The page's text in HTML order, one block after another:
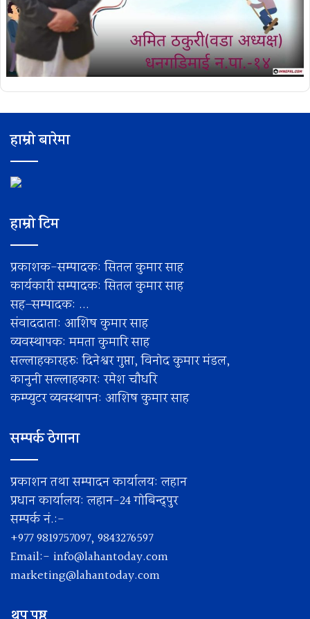
हाम्रो बारेमा
हाम्रो टिम
प्रकाशक-सम्पादक: सितल कुमार साह
कार्यकारी सम्पादक: सितल कुमार साह
सह–सम्पादक: ...
संवाददाता: आशिष कुमार साह
व्यवस्थापक: ममता कुमारि साह
सल्लाहकारहरु: दिनेश्वर गुप्ता, विनोद कुमार मंडल,
कानुनी सल्लाहकार: रमेश चाैधरि
कम्प्युटर व्यवस्थापन: आशिष कुमार साह
सम्पर्क ठेगाना
प्रकाशन तथा सम्पादन कार्यालय: लहान
प्रधान कार्यालय: लहान-24 गोबिन्द्पुर
सम्पर्क नं.:-
+977 9819757097, 9843276597
Email:- info@lahantoday.com
marketing@lahantoday.com